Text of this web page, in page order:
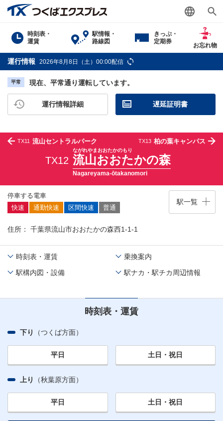
時刻表・
運賃
駅情報・
路線図
きっぷ・
定期券
お忘れ物
運行情報 2026年8月8日（土）00:00配信
平常 現在、平常通り運転しています。
運行情報詳細 遅延証明書
TX11 流山セントラルパーク TX13 柏の葉キャンパス
ながれやまおおたかのもり
TX12 流山おおたかの森
Nagareyama-ōtakanomori
停車する電車
快速
通勤快速 区間快速 普通
駅一覧
住所 千葉県流山市おおたかの森西1-1-1
時刻表・運賃
乗換案内
駅構内図・設備
駅ナカ・駅チカ周辺情報
時刻表・運賃
下り （つくば方面）
平日 土日・祝日
上り （秋葉原方面）
平日 土日・祝日